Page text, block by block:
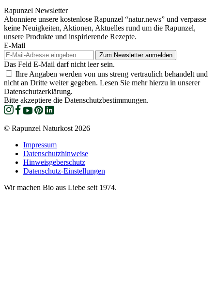
Rapunzel Newsletter
Abonniere unsere kostenlose Rapunzel “natur.news” und verpasse
keine Neuigkeiten, Aktionen, Aktuelles rund um die Rapunzel,
unsere Produkte und inspirierende Rezepte.
E-Mail
Das Feld E-Mail darf nicht leer sein.
Ihre Angaben werden von uns streng vertraulich behandelt und
nicht an Dritte weiter gegeben. Lesen Sie mehr hierzu in unserer
Datenschutzerklärung.
Bitte akzeptiere die Datenschutzbestimmungen.
© Rapunzel Naturkost 2026
Impressum
Datenschutzhinweise
Hinweisgeberschutz
Datenschutz-Einstellungen
Wir machen Bio aus Liebe seit 1974.